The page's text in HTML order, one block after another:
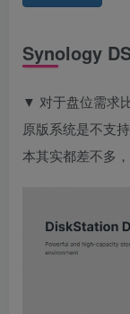
Synology
▼ 对于盘位需求
原版系统是不支
本其实都差不多